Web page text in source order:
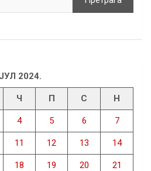
ЈУЛ 2024.
Ч П С Н
4 5 6 7
11 12 13 14
18 19 20 21